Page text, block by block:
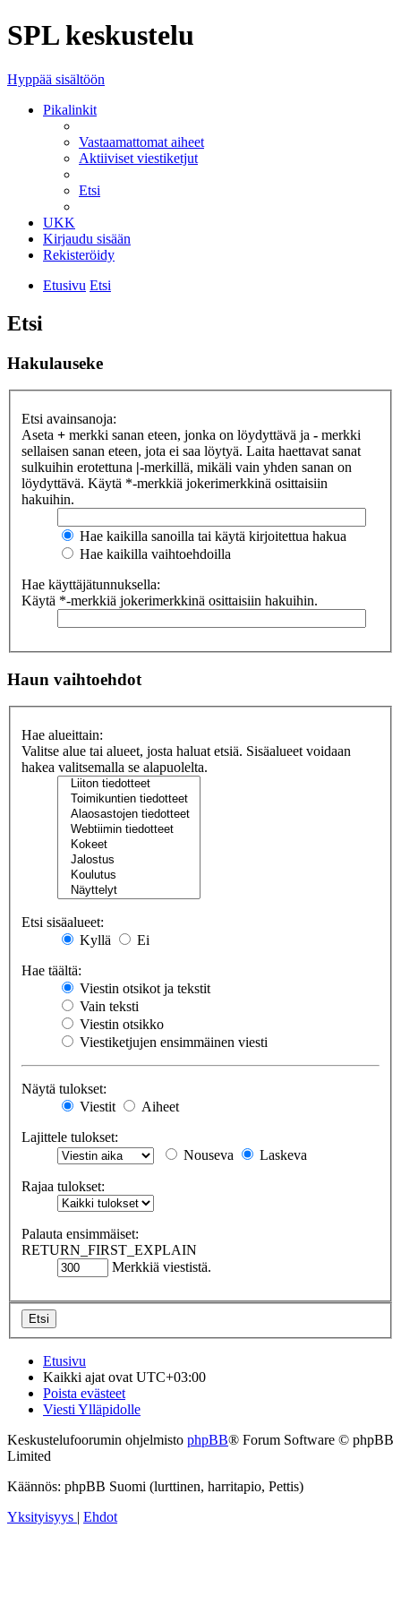
SPL keskustelu
Hyppää sisältöön
Pikalinkit
Vastaamattomat aiheet
Aktiiviset viestiketjut
Etsi
UKK
Kirjaudu sisään
Rekisteröidy
Etusivu Etsi
Etsi
Hakulauseke
Etsi avainsanoja:
Aseta + merkki sanan eteen, jonka on löydyttävä ja - merkki
sellaisen sanan eteen, jota ei saa löytyä. Laita haettavat sanat
sulkuihin erotettuna |-merkillä, mikäli vain yhden sanan on
löydyttävä. Käytä *-merkkiä jokerimerkkinä osittaisiin
hakuihin.
Hae kaikilla sanoilla tai käytä kirjoitettua hakua
Hae kaikilla vaihtoehdoilla
Hae käyttäjätunnuksella:
Käytä *-merkkiä jokerimerkkinä osittaisiin hakuihin.
Haun vaihtoehdot
Hae alueittain:
Valitse alue tai alueet, josta haluat etsiä. Sisäalueet voidaan
hakea valitsemalla se alapuolelta.
Etsi sisäalueet:
Kyllä
Ei
Hae täältä:
Viestin otsikot ja tekstit
Vain teksti
Viestin otsikko
Viestiketjujen ensimmäinen viesti
Näytä tulokset:
Viestit
Aiheet
Lajittele tulokset:
Nouseva
Laskeva
Rajaa tulokset:
Palauta ensimmäiset:
RETURN_FIRST_EXPLAIN
Merkkiä viestistä.
Etusivu
Kaikki ajat ovat UTC+03:00
Poista evästeet
Viesti Ylläpidolle
Keskustelufoorumin ohjelmisto phpBB® Forum Software © phpBB
Limited
Käännös: phpBB Suomi (lurttinen, harritapio, Pettis)
Yksityisyys | Ehdot